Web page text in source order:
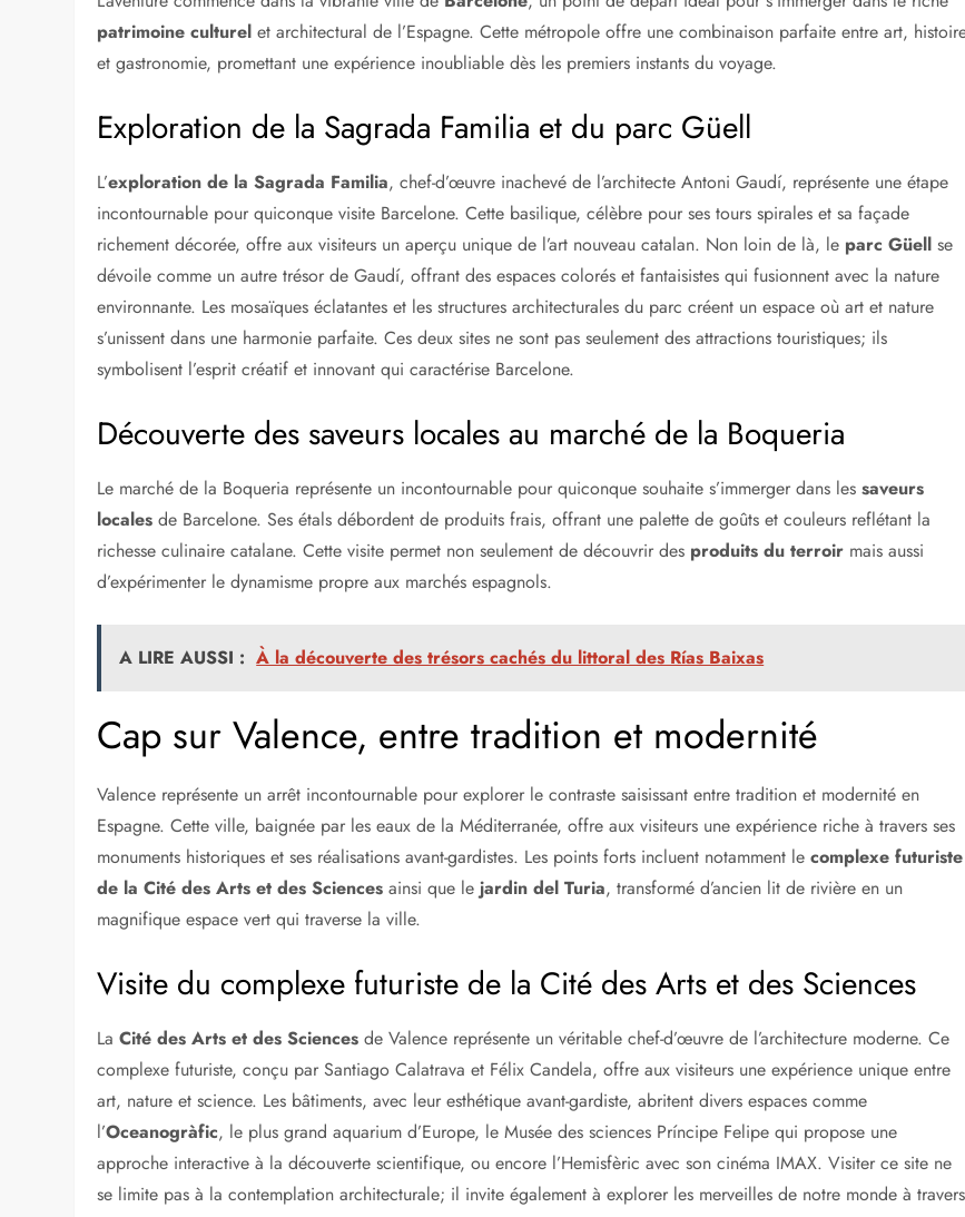
Séville : le cœur andalou bat ici
Circuit de 15 jours en Espagne
Meilleure période pour partir ?
Détails de Transport – Circuit de 15 jours en Espagne
Les hébergements : Réservations et budget
Budget d’un voyage de 2 semaines
Démarrage de l’aventure à Barcelone
L’aventure commence dans la vibrante ville deBarcelone, un point de départ idéal pour s’immerger dans le riche
patrimoine culturelet architectural de l’Espagne. Cette métropole offre une combinaison parfaite entre art, histoire
L’exploration de la Sagrada Familia, chef-d’œuvre inachevé de l’architecte Antoni Gaudí, représente une étape
incontournable pour quiconque visite Barcelone. Cette basilique, célèbre pour ses tours spirales et sa façade
richement décorée, offre aux visiteurs un aperçu unique de l’art nouveau catalan. Non loin de là, le
environnante. Les mosaïques éclatantes et les structures architecturales du parc créent un espace où art et nature
s’unissent dans une harmonie parfaite. Ces deux sites ne sont pas seulement des attractions touristiques; ils
Découverte des saveurs locales au marché de la Boqueria
Le marché de la Boqueria représente un incontournable pour quiconque souhaite s’immerger dans les saveurs
localesde Barcelone. Ses étals débordent de produits frais, offrant une palette de goûts et couleurs reflétant la
richesse culinaire catalane. Cette visite permet non seulement de découvrir desproduits du terroirmais aussi
d’expérimenter le dynamisme propre aux marchés espagnols.
A LIRE AUSSI : À la découverte des trésors cachés du littoral des Rías Baixas
Cap sur Valence, entre tradition et modernité
Valence représente un arrêt incontournable pour explorer le contraste saisissant entre tradition et modernité en
Espagne. Cette ville, baignée par les eaux de la Méditerranée, offre aux visiteurs une expérience riche à travers ses
monuments historiques et ses réalisations avant-gardistes. Les points forts incluent notamment lecomplexe futuriste